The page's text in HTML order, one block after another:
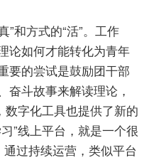
”和方式的“活”。工作
论如何才能转化为青年
要的尝试是鼓励团干部
奋斗故事来解读理论，
数字化工具也提供了新的
”线上平台，就是一个很
过持续运营，类似平台